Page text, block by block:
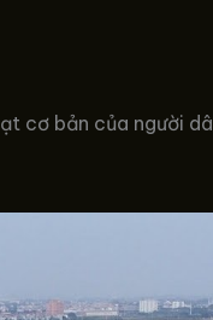
cơ bản của người